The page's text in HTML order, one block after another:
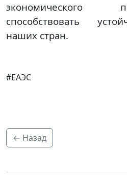
экономического
способствовать
наших стран.
#ЕАЭС
← Назад